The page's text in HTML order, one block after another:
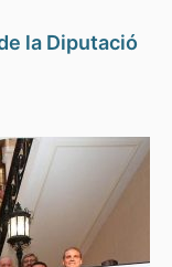
la Diputació